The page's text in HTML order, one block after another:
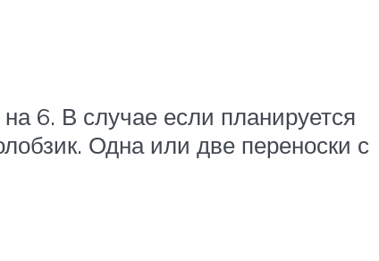
6. В случае если планируется
Одна или две переноски с